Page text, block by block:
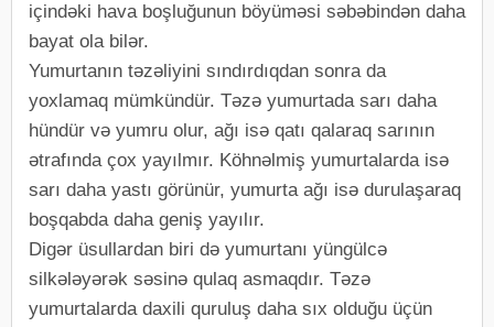
içindəki hava boşluğunun böyüməsi səbəbindən daha
bayat ola bilər.
Yumurtanın təzəliyini sındırdıqdan sonra da
yoxlamaq mümkündür. Təzə yumurtada sarı daha
hündür və yumru olur, ağı isə qatı qalaraq sarının
ətrafında çox yayılmır. Köhnəlmiş yumurtalarda isə
sarı daha yastı görünür, yumurta ağı isə durulaşaraq
boşqabda daha geniş yayılır.
Digər üsullardan biri də yumurtanı yüngülcə
silkələyərək səsinə qulaq asmaqdır. Təzə
yumurtalarda daxili quruluş daha sıx olduğu üçün